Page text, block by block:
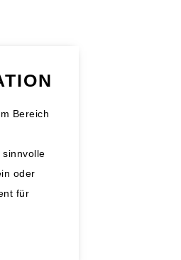
Bereich
oder
für